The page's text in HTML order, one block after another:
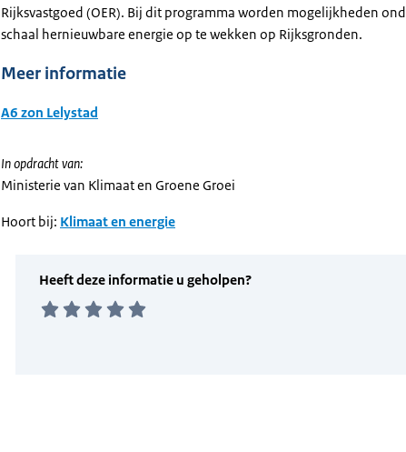
Rijksvastgoed (OER). Bij dit programma worden mogelijkheden
schaal hernieuwbare energie op te wekken op Rijksgronden.
Meer informatie
A6 zon Lelystad
In opdracht van:
Ministerie van Klimaat en Groene Groei
Hoort bij: Klimaat en energie